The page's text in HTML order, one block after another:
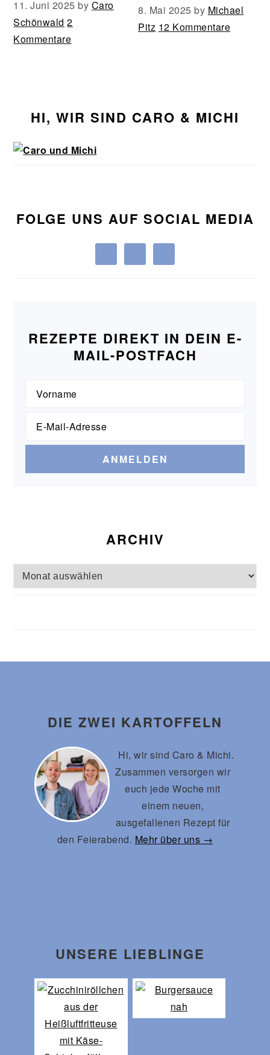
11. Juni 2025 by Caro
Schönwald 2
Kommentare
8. Mai 2025 by Michael
Pitz 12 Kommentare
HI, WIR SIND CARO & MICHI
FOLGE UNS AUF SOCIAL MEDIA
REZEPTE DIREKT IN DEIN E-
MAIL-POSTFACH
ARCHIV
Archiv
DIE ZWEI KARTOFFELN
Hi, wir sind Caro & Michi.
Zusammen versorgen wir
euch jede Woche mit
einem neuen,
ausgefallenen Rezept für
den Feierabend. Mehr über uns →
UNSERE LIEBLINGE